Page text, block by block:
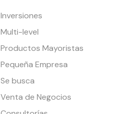
Inversiones
Multi-level
Productos Mayoristas
Pequeña Empresa
Se busca
Venta de Negocios